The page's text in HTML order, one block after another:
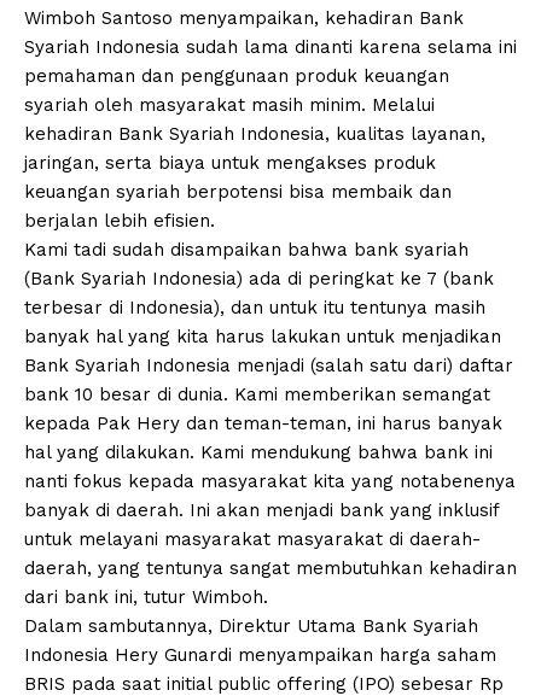
Wimboh Santoso menyampaikan, kehadiran Bank
Syariah Indonesia sudah lama dinanti karena selama ini
pemahaman dan penggunaan produk keuangan
syariah oleh masyarakat masih minim. Melalui
kehadiran Bank Syariah Indonesia, kualitas layanan,
jaringan, serta biaya untuk mengakses produk
keuangan syariah berpotensi bisa membaik dan
berjalan lebih efisien.
Kami tadi sudah disampaikan bahwa bank syariah
(Bank Syariah Indonesia) ada di peringkat ke 7 (bank
terbesar di Indonesia), dan untuk itu tentunya masih
banyak hal yang kita harus lakukan untuk menjadikan
Bank Syariah Indonesia menjadi (salah satu dari) daftar
bank 10 besar di dunia. Kami memberikan semangat
kepada Pak Hery dan teman-teman, ini harus banyak
hal yang dilakukan. Kami mendukung bahwa bank ini
nanti fokus kepada masyarakat kita yang notabenenya
banyak di daerah. Ini akan menjadi bank yang inklusif
untuk melayani masyarakat masyarakat di daerah-
daerah, yang tentunya sangat membutuhkan kehadiran
dari bank ini, tutur Wimboh.
Dalam sambutannya, Direktur Utama Bank Syariah
Indonesia Hery Gunardi menyampaikan harga saham
BRIS pada saat initial public offering (IPO) sebesar Rp